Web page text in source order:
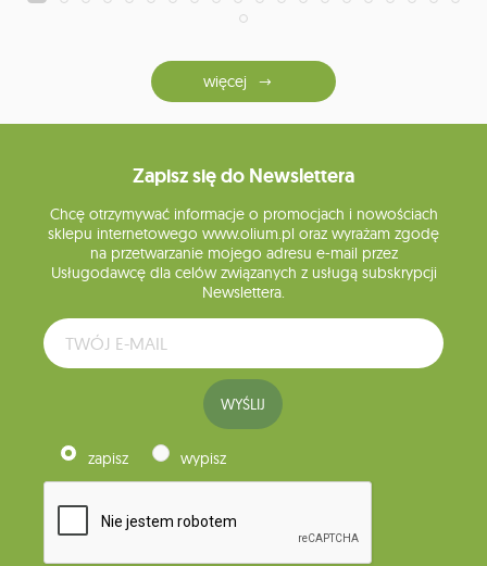
więcej
Zapisz się do Newslettera
Chcę otrzymywać informacje o promocjach i nowościach
sklepu internetowego www.olium.pl oraz wyrażam zgodę
na przetwarzanie mojego adresu e-mail przez
Usługodawcę dla celów związanych z usługą subskrypcji
Newslettera.
WYŚLIJ
zapisz wypisz